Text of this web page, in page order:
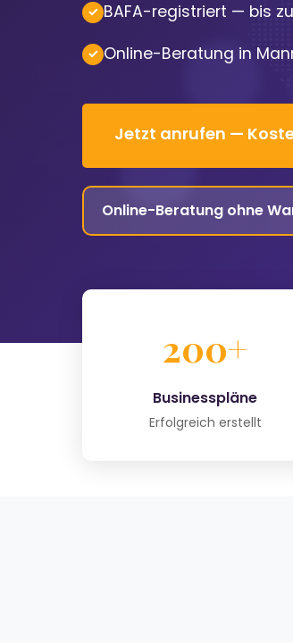
BAFA-registriert — bis
Online-Beratung in
Jetzt anrufen —
Online-Beratung ohne
200+
Businesspläne
Erfolgreich erstellt